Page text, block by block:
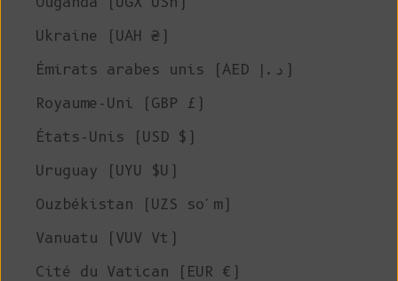
Ukraine (UAH ₴)
Émirats arabes unis (AED د.إ)
Royaume-Uni (GBP £)
États-Unis (USD $)
Uruguay (UYU $U)
Ouzbékistan (UZS so'm)
Vanuatu (VUV Vt)
Cité du Vatican (EUR €)